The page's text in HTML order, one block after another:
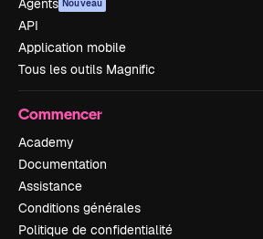
Agents Nouveau
API
Application mobile
Tous les outils Magnific
Commencer
Academy
Documentation
Assistance
Conditions générales
Politique de confidentialité